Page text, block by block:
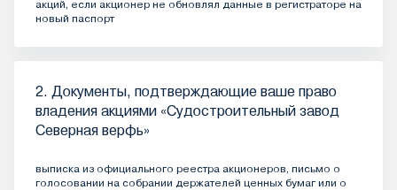
акций, если акционер не обновлял данные в регистраторе на
новый паспорт
2. Документы, подтверждающие ваше право
владения акциями «Судостроительный завод
Северная верфь»
выписка из официального реестра акционеров, письмо о
голосовании на собрании держателей ценных бумаг или о